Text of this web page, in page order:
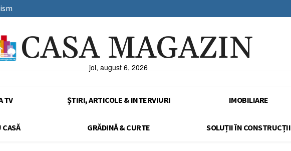
CASA MAGAZIN
joi, august 6, 2026
TV ȘTIRI, ARTICOLE & INTERVIURI IMOBILIARE
CASĂ GRĂDINĂ & CURTE SOLUȚII ÎN CONSTRUCȚII